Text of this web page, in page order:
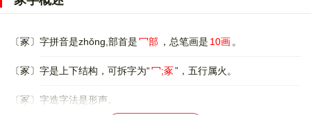
〔冢〕字拼音是zhǒng,部首是冖部 ，总笔画是 10画 。
〔冢〕字是上下结构，可拆字为“冖;豖”，五行属火。
〔冢〕字造字法是形声。